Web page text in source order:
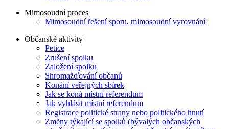
Mimosoudní proces
Mimosoudní řešení sporu, mimosoudní vyrovnání
Občanské aktivity
Petice
Zrušení spolku
Založení spolku
Shromažďování občanů
Konání veřejných sbírek
Jak se koná místní referendum
Jak vyhlásit místní referendum
Registrace politické strany nebo politického hnutí
Změny týkající se spolků (bývalých občanských